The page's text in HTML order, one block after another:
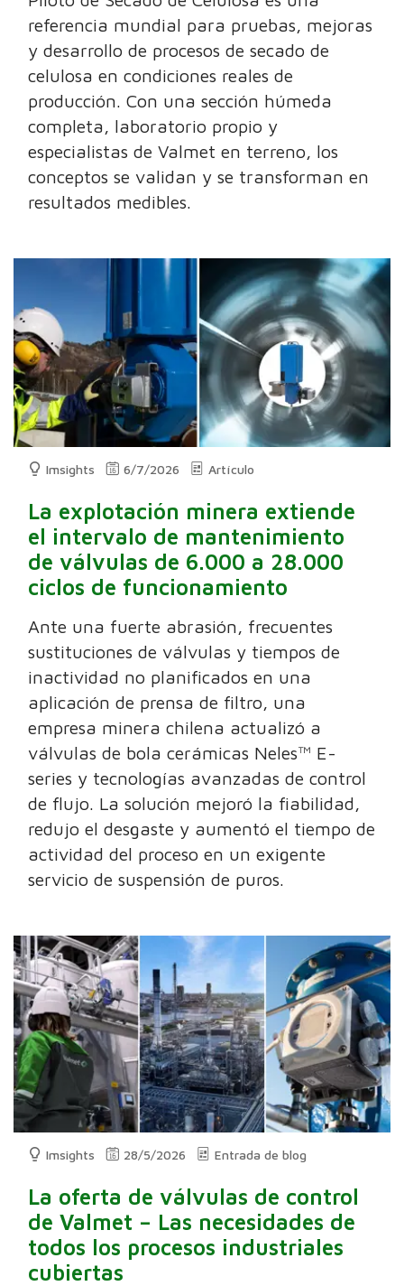
referencia mundial para pruebas, mejoras
y desarrollo de procesos de secado de
celulosa en condiciones reales de
producción. Con una sección húmeda
completa, laboratorio propio y
especialistas de Valmet en terreno, los
conceptos se validan y se transforman en
resultados medibles.
Imsights 6/7/2026 Artículo
La explotación minera extiende
el intervalo de mantenimiento
de válvulas de 6.000 a 28.000
ciclos de funcionamiento
Ante una fuerte abrasión, frecuentes
sustituciones de válvulas y tiempos de
inactividad no planificados en una
aplicación de prensa de filtro, una
empresa minera chilena actualizó a
válvulas de bola cerámicas Neles™ E-
series y tecnologías avanzadas de control
de flujo. La solución mejoró la fiabilidad,
redujo el desgaste y aumentó el tiempo de
actividad del proceso en un exigente
servicio de suspensión de puros.
Imsights 28/5/2026 Entrada de blog
La oferta de válvulas de control
de Valmet – Las necesidades de
todos los procesos industriales
cubiertas